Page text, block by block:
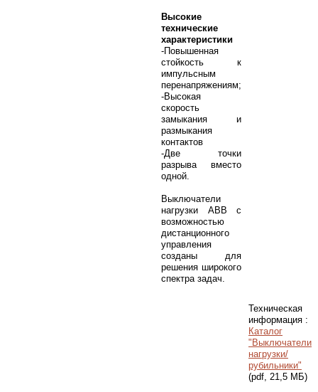
Высокие
технические
характеристики
-Повышенная
стойкость к
импульсным
перенапряжениям;
-Высокая
скорость
замыкания и
размыкания
контактов
-Две точки
разрыва вместо
одной.
Выключатели
нагрузки ABB с
возможностью
дистанционного
управления
созданы для
решения широкого
спектра задач.
Техническая
информация :
Каталог
"Выключатели
нагрузки/
рубильники"
(pdf, 21,5 МБ)